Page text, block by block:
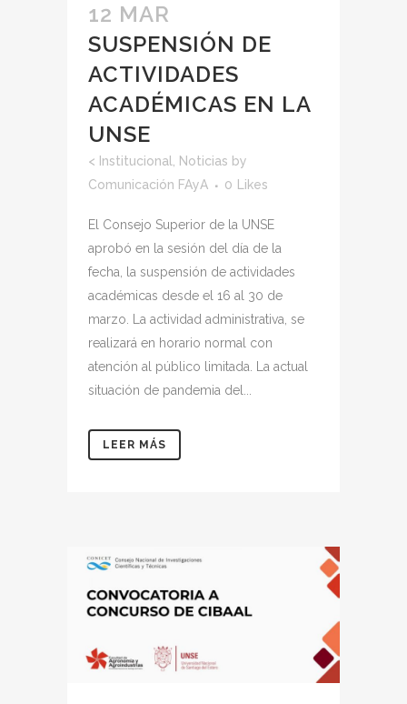
12 MAR
SUSPENSIÓN DE
ACTIVIDADES
ACADÉMICAS EN LA
UNSE
< Institucional Noticias by
Comunicación FAyA
0 Likes
El Consejo Superior de la UNSE
aprobó en la sesión del día de la
fecha, la suspensión de actividades
académicas desde el 16 al 30 de
marzo. La actividad administrativa, se
realizará en horario normal con
atención al público limitada. La actual
situación de pandemia del...
LEER MÁS